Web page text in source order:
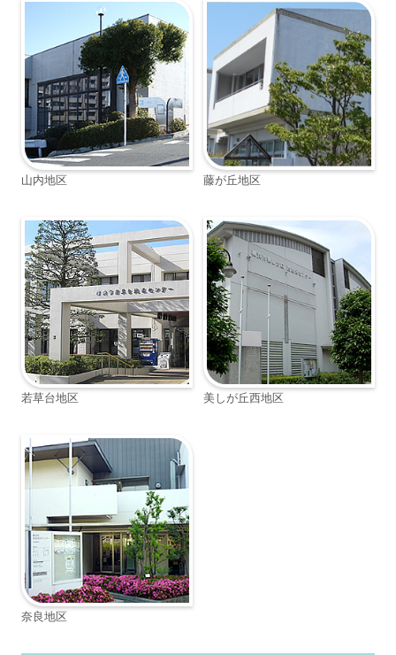
山内地区 藤が丘地区
若草台地区 美しが丘西地区
奈良地区